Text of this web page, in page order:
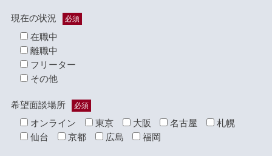
現在の状況 必須
在職中
離職中
フリーター
その他
希望面談場所 必須
オンライン 東京 大阪 名古屋
札幌
仙台
京都 広島 福岡